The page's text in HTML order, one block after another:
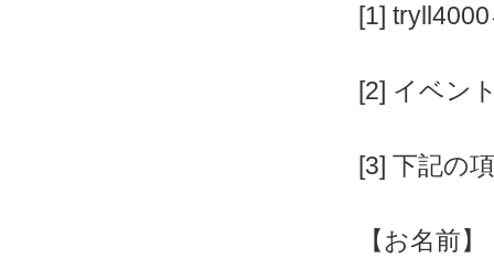
[1]
[2] イベン
[3] 下記の
【お名前